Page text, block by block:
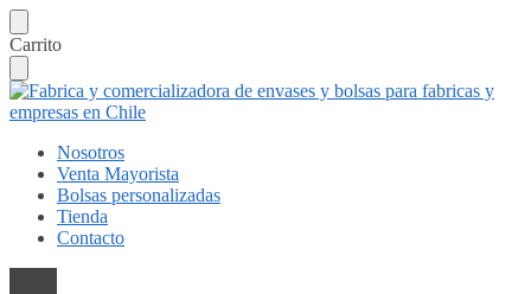
Skip
to
navigation
Skip
to
content
Carrito
Nosotros
Venta Mayorista
Bolsas personalizadas
Tienda
Contacto